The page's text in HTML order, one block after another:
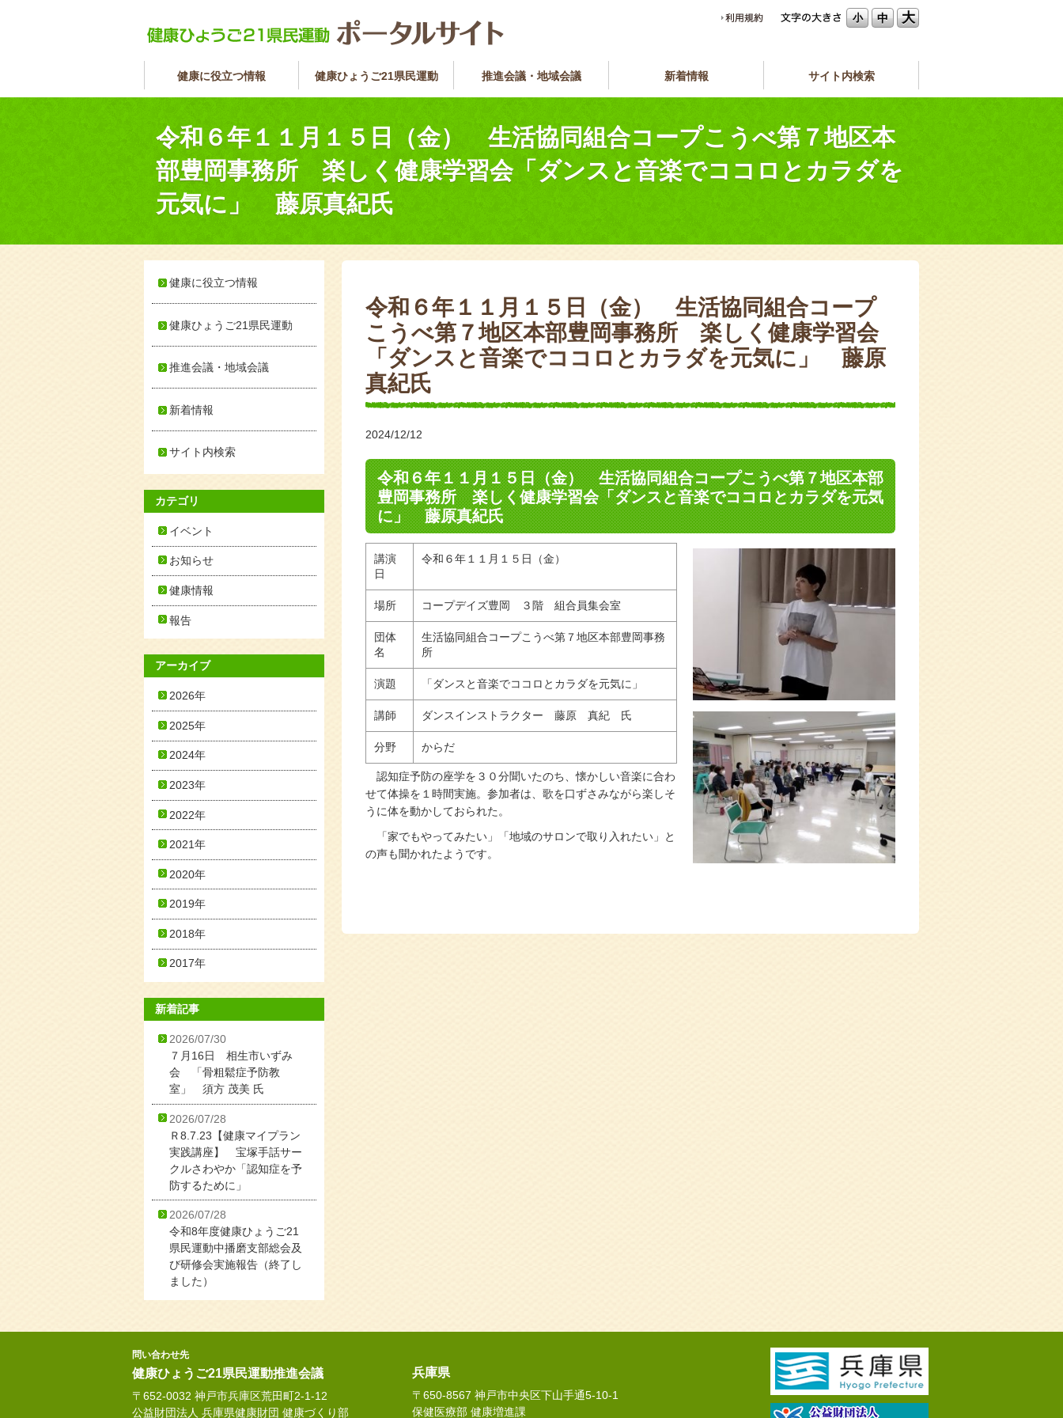
小 中 大
健康に役立つ情報 健康ひょうご21県民運動 推進会議・地域会議 新着情報 サイト内検索
令和６年１１月１５日（金） 生活協同組合コープこうべ第７地区本
部豊岡事務所 楽しく健康学習会「ダンスと音楽でココロとカラダを
元気に」 藤原真紀氏
令和６年１１月１５日（金） 生活協同組合コープ
こうべ第７地区本部豊岡事務所 楽しく健康学習会
「ダンスと音楽でココロとカラダを元気に」 藤原
真紀氏
2024/12/12
令和６年１１月１５日（金） 生活協同組合コープこうべ第７地区本部
豊岡事務所 楽しく健康学習会「ダンスと音楽でココロとカラダを元気
に」 藤原真紀氏
講演
日
令和６年１１月１５日（金）
場所 コープデイズ豊岡 ３階 組合員集会室
団体
名
生活協同組合コープこうべ第７地区本部豊岡事務
所
演題 「ダンスと音楽でココロとカラダを元気に」
講師 ダンスインストラクター 藤原 真紀 氏
分野 からだ
認知症予防の座学を３０分聞いたのち、懐かしい音楽に合わ
せて体操を１時間実施。参加者は、歌を口ずさみながら楽しそ
うに体を動かしておられた。
「家でもやってみたい」「地域のサロンで取り入れたい」と
の声も聞かれたようです。
健康に役立つ情報
健康ひょうご21県民運動
推進会議・地域会議
新着情報
サイト内検索
カテゴリ
イベント
お知らせ
健康情報
報告
アーカイブ
2026年
2025年
2024年
2023年
2022年
2021年
2020年
2019年
2018年
2017年
新着記事
2026/07/30
７月16日 相生市いずみ
会 「骨粗鬆症予防教
室」 須方 茂美 氏
2026/07/28
Ｒ8.7.23【健康マイプラン
実践講座】 宝塚手話サー
クルさわやか「認知症を予
防するために」
2026/07/28
令和8年度健康ひょうご21
県民運動中播磨支部総会及
び研修会実施報告（終了し
ました）
問い合わせ先
健康ひょうご21県民運動推進会議
〒652-0032 神戸市兵庫区荒田町2-1-12
公益財団法人 兵庫県健康財団 健康づくり部
兵庫県
〒650-8567 神戸市中央区下山手通5-10-1
保健医療部 健康増進課